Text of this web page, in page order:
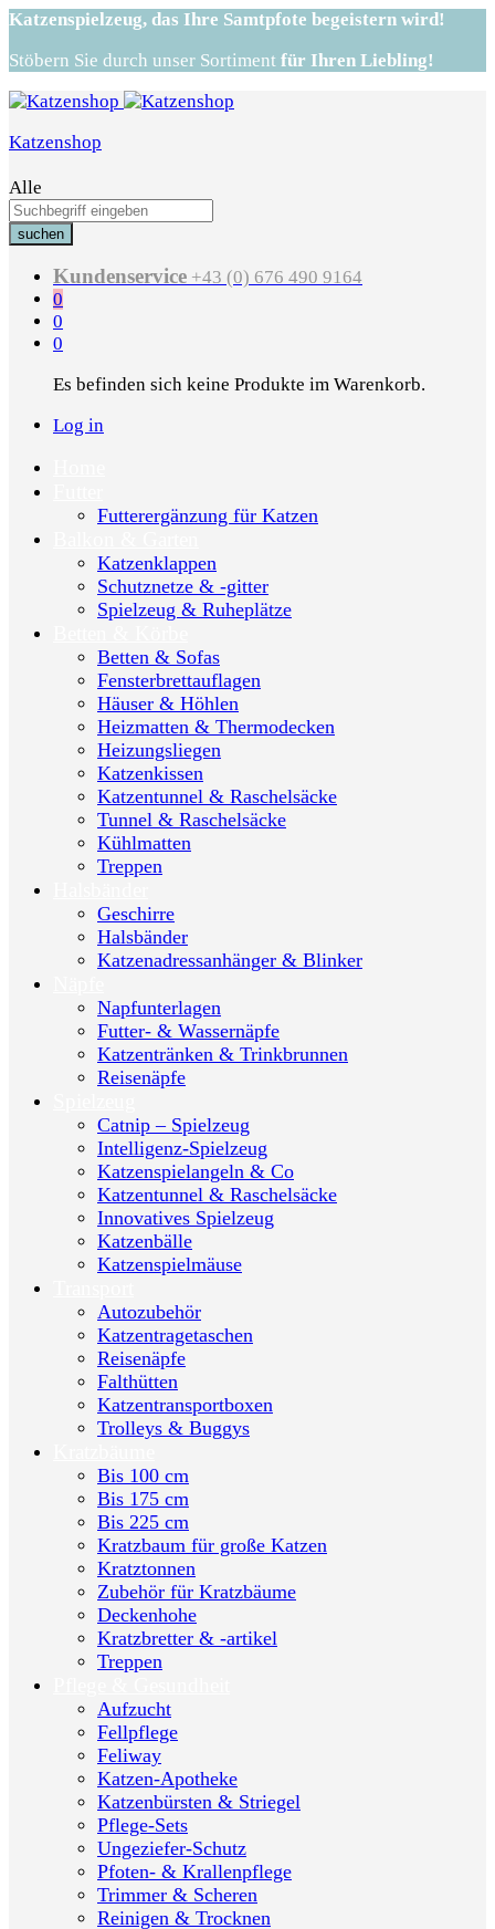
Katzenspielzeug, das Ihre Samtpfote begeistern wird!
Stöbern Sie durch unser Sortiment für Ihren Liebling!
Katzenshop
Alle
suchen
Kundenservice +43 (0) 676 490 9164
0
0
0
Es befinden sich keine Produkte im Warenkorb.
Log in
Futterergänzung für Katzen
Katzenklappen
Schutznetze & -gitter
Spielzeug & Ruheplätze
Betten & Sofas
Fensterbrettauflagen
Häuser & Höhlen
Heizmatten & Thermodecken
Heizungsliegen
Katzenkissen
Katzentunnel & Raschelsäcke
Tunnel & Raschelsäcke
Kühlmatten
Treppen
Geschirre
Halsbänder
Katzenadressanhänger & Blinker
Napfunterlagen
Futter- & Wassernäpfe
Katzentränken & Trinkbrunnen
Reisenäpfe
Catnip – Spielzeug
Intelligenz-Spielzeug
Katzenspielangeln & Co
Katzentunnel & Raschelsäcke
Innovatives Spielzeug
Katzenbälle
Katzenspielmäuse
Autozubehör
Katzentragetaschen
Reisenäpfe
Falthütten
Katzentransportboxen
Trolleys & Buggys
Bis 100 cm
Bis 175 cm
Bis 225 cm
Kratzbaum für große Katzen
Kratztonnen
Zubehör für Kratzbäume
Deckenhohe
Kratzbretter & -artikel
Treppen
Aufzucht
Fellpflege
Feliway
Katzen-Apotheke
Katzenbürsten & Striegel
Pflege-Sets
Ungeziefer-Schutz
Pfoten- & Krallenpflege
Trimmer & Scheren
Reinigen & Trocknen